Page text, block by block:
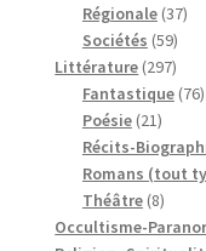
Régionale 3737
Sociétés 5959
Littérature 297297
Fantastique 7676
Poésie 2121
Récits-
Romans (tout
Théâtre 88
Occultisme-